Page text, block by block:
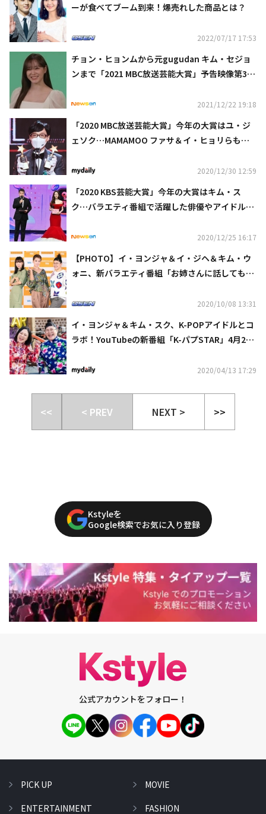
ーが食べてブーム到来！爆売れした商品とは？
2022/07/17 17:53
チョン・ヒョンムから元gugudan キム・セジョ
ンまで「2021 MBC放送芸能大賞」予告映像第3弾
2021/12/22 19:18
「2020 MBC放送芸能大賞」今年の大賞はユ・ジ
ェソク…MAMAMOO ファサ＆イ・ヒョリらも受
2020/12/30 12:59
「2020 KBS芸能大賞」今年の大賞はキム・ス
ク…バラエティ番組で活躍した俳優やアイドルも
2020/12/25 16:17
【PHOTO】イ・ヨンジャ＆イ・ジヘ＆キム・ウ
ォニ、新バラエティ番組「お姉さんに話してもい
2020/10/08 13:31
イ・ヨンジャ＆キム・スク、K-POPアイドルとコ
ラボ！YouTubeの新番組「K-パプSTAR」4月21
2020/04/13 17:29
<< < PREV NEXT > >>
Kstyleを
Google検索でお気に入り登録
公式アカウントをフォロー！
PICK UP
ENTERTAINMENT
MOVIE
FASHION